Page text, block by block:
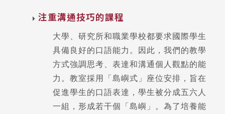
注重溝通技巧的課程
大學、研究所和職業學校都要求國際學生
具備良好的口語能力。因此，我們的教學
方式強調思考、表達和溝通個人觀點的能
力。教室採用「島嶼式」座位安排，旨在
促進學生的口語表達，學生被分成五六人
一組，形成若干個「島嶼」。為了培養能